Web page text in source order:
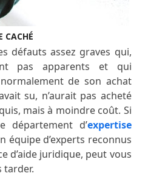
CACHÉ
défauts assez graves qui,
pas apparents et qui
de son achat
su, n’aurait pas acheté
mais à moindre coût. Si
département d’expertise
équipe d’experts reconnus
d’aide juridique, peut vous
tarder.